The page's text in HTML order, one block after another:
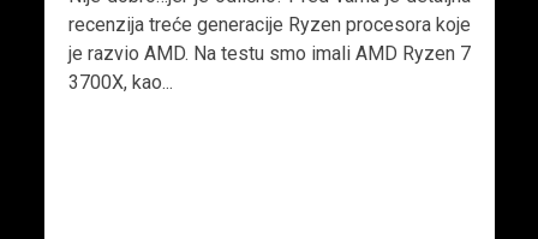
recenzija treće generacije Ryzen procesora koje
je razvio AMD. Na testu smo imali AMD Ryzen 7
3700X, kao...